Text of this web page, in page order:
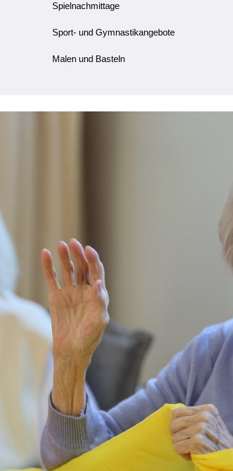
Spielnachmittage
Sport- und Gymnastikangebote
Malen und Basteln